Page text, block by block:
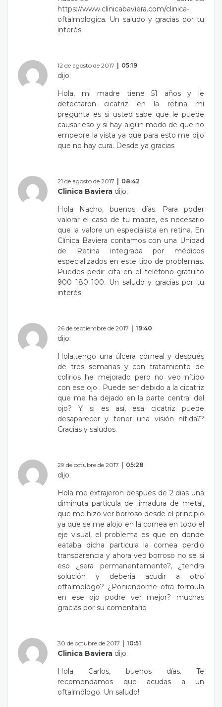
https://www.clinicabaviera.com/clinica-
oftalmologica. Un saludo y gracias por tu
interés.
12 de agosto de 2017 05:19
dijo:
Hola, mi madre tiene 51 años y le
detectaron cicatriz en la retina mi
pregunta es si usted sabe que le puede
causar eso y si hay algún modo de que no
empeore la vista ya que para esto me dijo
que no hay cura. Desde ya gracias
21 de agosto de 2017 08:42
Clinica Baviera dijo:
Hola Nacho, buenos días. Para poder
valorar el caso de tu madre, es necesario
que la valore un especialista en retina. En
Clínica Baviera contamos con una Unidad
de Retina integrada por médicos
especializados en este tipo de problemas.
Puedes pedir cita en el teléfono gratuito
900 180 100. Un saludo y gracias por tu
interés.
26 de septiembre de 2017 19:40
dijo:
Hola,tengo una úlcera córneal y después
de tres semanas y con tratamiento de
colirios he mejorado pero no veo nítido
con ese ojo . Puede ser debido a la cicatriz
que me ha dejado en la parte central del
ojo? Y si es así, esa cicatriz puede
desaparecer y tener una visión nítida??
Gracias y saludos.
29 de octubre de 2017 05:28
dijo:
Hola me extrajeron despues de 2 dias una
diminuta particula de limadura de metal,
que me hizo ver borroso desde el principio
ya que se me alojo en la cornea en todo el
eje visual, el problema es que en donde
eataba dicha particula la cornea perdio
transparencia y ahora veo borroso no se si
eso ¿sera permanentemente?, ¿tendra
solución y deberia acudir a otro
oftalmologo? ¿Poniendome otra formula
en ese ojo podre ver mejor? muchas
gracias por su comentario
30 de octubre de 2017 10:51
Clinica Baviera dijo:
Hola Carlos, buenos días. Te
recomendamos que acudas a un
oftalmólogo. Un saludo!